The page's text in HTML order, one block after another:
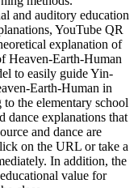
and auditory education
YouTube QR
explanation of
Heaven-Earth-Human
to easily guide Yin-
Earth-Human in
the elementary school
dance explanations that
and dance are
on the URL or take a
In addition, the
value for